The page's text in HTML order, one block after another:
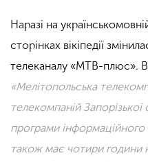
Наразі на
сторінках вікіпедії
телеканалу «МТВ-плюс».
«Мелітопольська
телекомпаній
програми інформаційного
також має чотири години